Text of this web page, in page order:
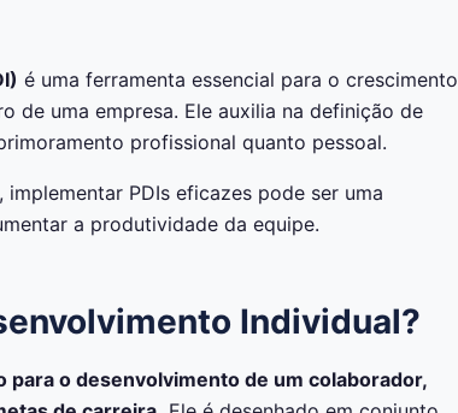
é uma ferramenta essencial para o crescimento
de uma empresa. Ele auxilia na definição de
profissional quanto pessoal.
PDIs eficazes pode ser uma
a produtividade da equipe.
Individual?
para o desenvolvimento de um colaborador,